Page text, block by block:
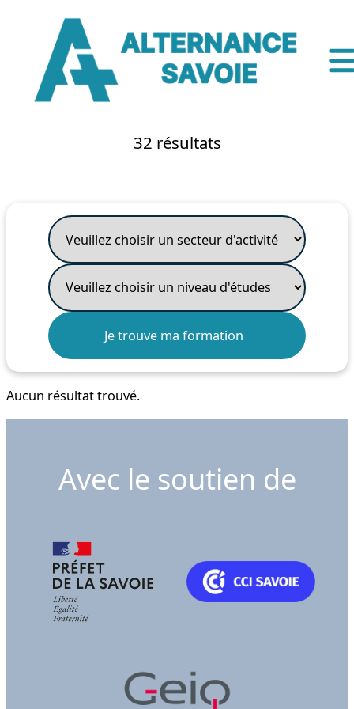
32 résultats
Aucun résultat trouvé.
Avec le soutien de